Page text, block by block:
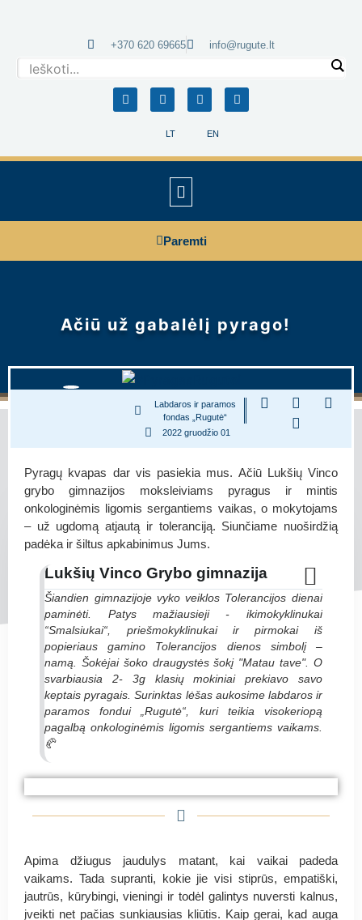
LT EN
+370 620 69665 info@rugute.lt
Paremti
Ačiū už gabalėlį pyrago!
Labdaros ir paramos
fondas „Rugutė“
2022 gruodžio 01
Pyragų kvapas dar vis pasiekia mus. Ačiū Lukšių Vinco
grybo gimnazijos moksleiviams pyragus ir mintis
onkologinėmis ligomis sergantiems vaikas, o mokytojams
– už ugdomą atjautą ir toleranciją. Siunčiame nuoširdžią
padėka ir šiltus apkabinimus Jums.
Lukšių Vinco Grybo gimnazija
Šiandien gimnazijoje vyko veiklos Tolerancijos dienai
paminėti. Patys mažiausieji - ikimokyklinukai
“Smalsiukai“, priešmokyklinukai ir pirmokai iš
popieriaus gamino Tolerancijos dienos simbolį –
namą. Šokėjai šoko draugystės šokį "Matau tave". O
svarbiausia 2- 3g klasių mokiniai prekiavo savo
keptais pyragais. Surinktas lėšas aukosime labdaros ir
paramos fondui „Rugutė“, kuri teikia visokeriopą
pagalbą onkologinėmis ligomis sergantiems vaikams.
🥐
#PyragasRugutei Lukšių Vinco Grybo
gimnazija
#PyragasRugutei Lukšių Vinco Grybo
gimnazija
#PyragasRugutei Lukšių Vinco Grybo
gimnazija
Apima džiugus jaudulys matant, kai vaikai padeda
vaikams. Tada supranti, kokie jie visi stiprūs, empatiški,
jautrūs, kūrybingi, vieningi ir todėl galintys nuversti kalnus,
įveikti net pačias sunkiausias kliūtis. Kaip gerai, kad auga